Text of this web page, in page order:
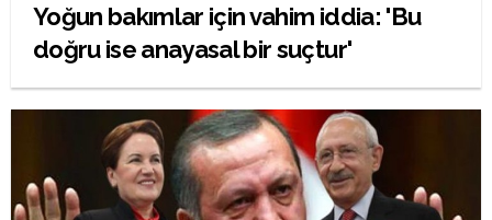
Yoğun bakımlar için vahim iddia: 'Bu
doğru ise anayasal bir suçtur'